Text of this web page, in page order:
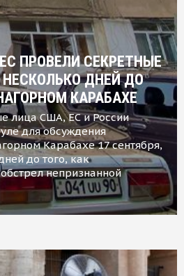
ПРОВЕЛИ СЕКРЕТНЫЕ
ДНЕЙ ДО
КАРАБАХЕ
лица США, ЕС и России
для обсуждения
Карабахе 17 сентября,
до того, как
непризнанной